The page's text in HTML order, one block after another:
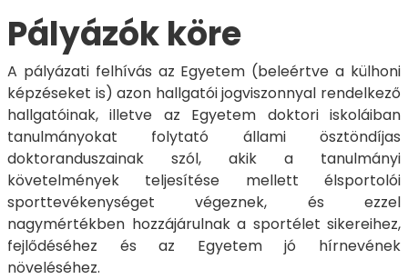
Pályázók köre
A pályázati felhívás az Egyetem (beleértve a külhoni
képzéseket is) azon hallgatói jogviszonnyal rendelkező
hallgatóinak, illetve az Egyetem doktori iskoláiban
tanulmányokat folytató állami ösztöndíjas
doktoranduszainak szól, akik a tanulmányi
követelmények teljesítése mellett élsportolói
sporttevékenységet végeznek, és ezzel
nagymértékben hozzájárulnak a sportélet sikereihez,
fejlődéséhez és az Egyetem jó hírnevének
növeléséhez.